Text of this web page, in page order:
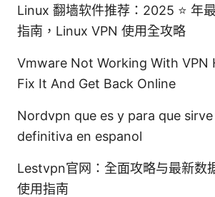
Linux 翻墙软件推荐：2025 ⭐ 年
指南，Linux VPN 使用全攻略
Vmware Not Working With VPN
Fix It And Get Back Online
Nordvpn que es y para que
definitiva en espanol
Lestvpn官网：全面攻略与最新数
使用指南